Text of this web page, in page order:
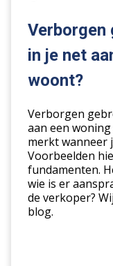
aangekochte
woning
woont?
Verborgen
in je net
woont?
Verborgen
aan een
merkt wanneer
Voorbeelden
fundamenten.
wie is er
de verkoper?
blog.